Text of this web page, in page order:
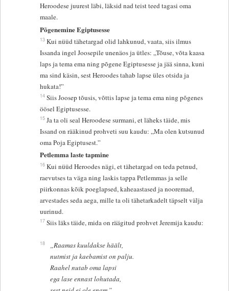
Heroodese juurest läbi, läksid nad teist teed tagasi oma
maale.
Põgenemine Egiptusesse
13 Kui nüüd tähetargad olid lahkunud, vaata, siis ilmus
Issanda ingel Joosepile unenäos ja ütles: „Tõuse, võta kaasa
laps ja tema ema ning põgene Egiptusesse ja jää sinna, kuni
ma sind käsin, sest Heroodes tahab lapse üles otsida ja
hukata!”
14 Siis Joosep tõusis, võttis lapse ja tema ema ning põgenes
öösel Egiptusesse.
15 Ja ta oli seal Heroodese surmani, et läheks täide, mis
Issand on rääkinud prohveti suu kaudu: „Ma olen kutsunud
oma Poja Egiptusest.”
Petlemma laste tapmine
16 Kui nüüd Heroodes nägi, et tähetargad on teda petnud,
raevutses ta väga ning laskis tappa Petlemmas ja selle
piirkonnas kõik poeglapsed, kaheaastased ja nooremad,
arvestades seda aega, mille ta oli tähetarkadelt täpselt välja
uurinud.
17 Siis läks täide, mida on räägitud prohvet Jeremija kaudu:
18
„Raamas kuuldakse häält,
nutmist ja kaebamist on palju.
Raahel nutab oma lapsi
ega lase ennast lohutada,